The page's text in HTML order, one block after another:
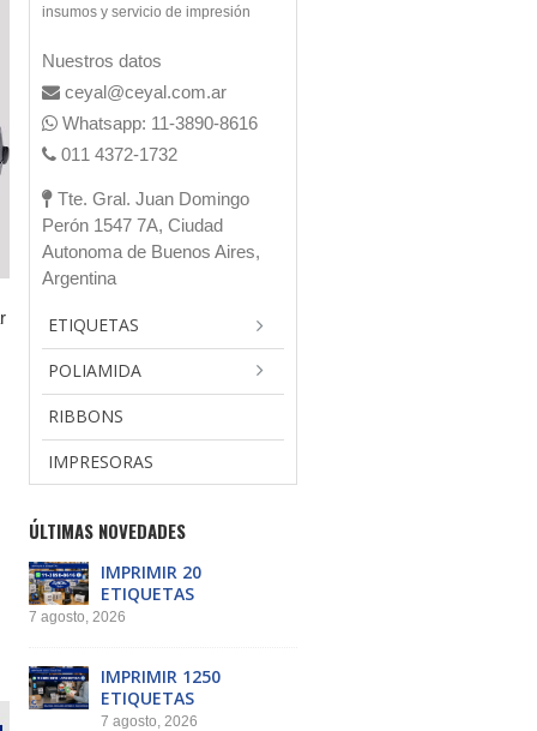
insumos y servicio de impresión
Nuestros datos
ceyal@ceyal.com.ar
Whatsapp: 11-3890-8616
011 4372-1732
Tte. Gral. Juan Domingo
Perón 1547 7A, Ciudad
Autonoma de Buenos Aires,
Argentina
ETIQUETAS
POLIAMIDA
RIBBONS
IMPRESORAS
ÚLTIMAS NOVEDADES
IMPRIMIR 20
ETIQUETAS
7 agosto, 2026
IMPRIMIR 1250
ETIQUETAS
7 agosto, 2026